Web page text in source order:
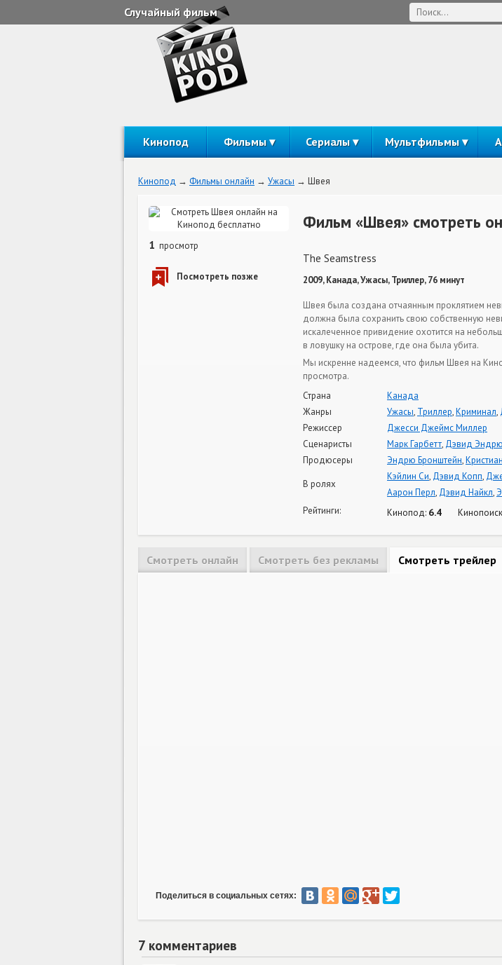
Случайный фильм
Кинопод Фильмы Сериалы Мультфильмы
Кинопод Фильмы онлайн Ужасы Швея
1 просмотр
Фильм «Швея» смотреть
The Seamstress
2009, Канада, Ужасы, Триллер, 76 минут
Швея была создана отчаянным проклятием
должна была сохранить свою собственную
искалеченное привидение охотится на
в ловушку на острове, где она была убита.
Мы искренне надеемся, что фильм Швея на
просмотра.
Страна
Канада
Жанры
Ужасы, Триллер,Криминал,
Режиссер
Джесси Джеймс Миллер
Сценаристы
Марк Гарбетт, Дэвид
Продюсеры
Эндрю Бронштейн,
В ролях
Кэйлин Си, Дэвид Копп,
Аарон Перл, Дэвид Найкл,
Рейтинги:
Кинопод: 6.4
Смотреть онлайн Смотреть без рекламы Смотреть трейлер
Поделиться в социальных сетях:
7 комментариев